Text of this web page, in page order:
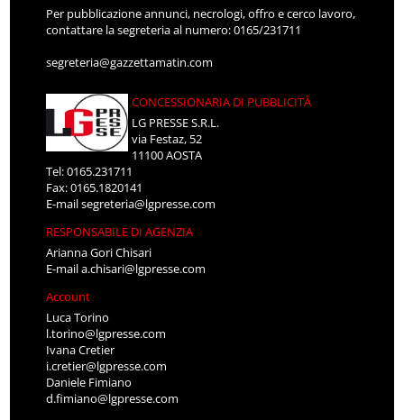
Per pubblicazione annunci, necrologi, offro e cerco lavoro,
contattare la segreteria al numero: 0165/231711
segreteria@gazzettamatin.com
CONCESSIONARIA DI PUBBLICITÀ
LG PRESSE S.R.L.
via Festaz, 52
11100 AOSTA
Tel: 0165.231711
Fax: 0165.1820141
E-mailsegreteria@lgpresse.com
RESPONSABILE DI AGENZIA
Arianna Gori Chisari
E-maila.chisari@lgpresse.com
Account
Luca Torino
l.torino@lgpresse.com
Ivana Cretier
i.cretier@lgpresse.com
Daniele Fimiano
d.fimiano@lgpresse.com